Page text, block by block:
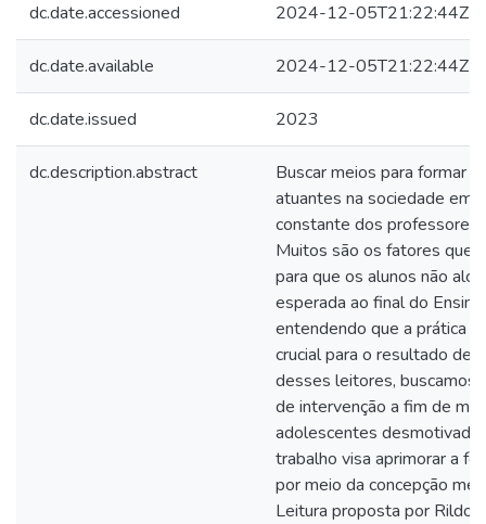
dc.date.accessioned 2024-12-05T21:22:44Z
dc.date.available 2024-12-05T21:22:44Z
dc.date.issued 2023
dc.description.abstract
Buscar meios para formar
atuantes na sociedade em
constante dos professores
Muitos são os fatores que
para que os alunos não
esperada ao final do
entendendo que a prática
crucial para o resultado de
desses leitores,
de intervenção a fim de
adolescentes
trabalho visa aprimorar a
por meio da concepção
Leitura proposta por Rildo